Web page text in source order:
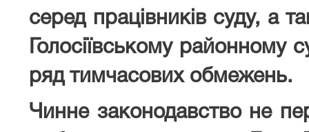
серед працівників суду, а
Голосіївському районному
ряд тимчасових обмежень.
Чинне законодавство не